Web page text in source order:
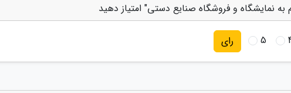
به نمایشگاه و فروشگاه صنایع دستی" امتیاز دهید
5 رای